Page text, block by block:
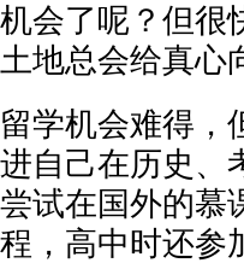
机会了呢？但很
土地总会给真心
留学机会难得，
进自己在历史、
尝试在国外的慕
程，高中时还参